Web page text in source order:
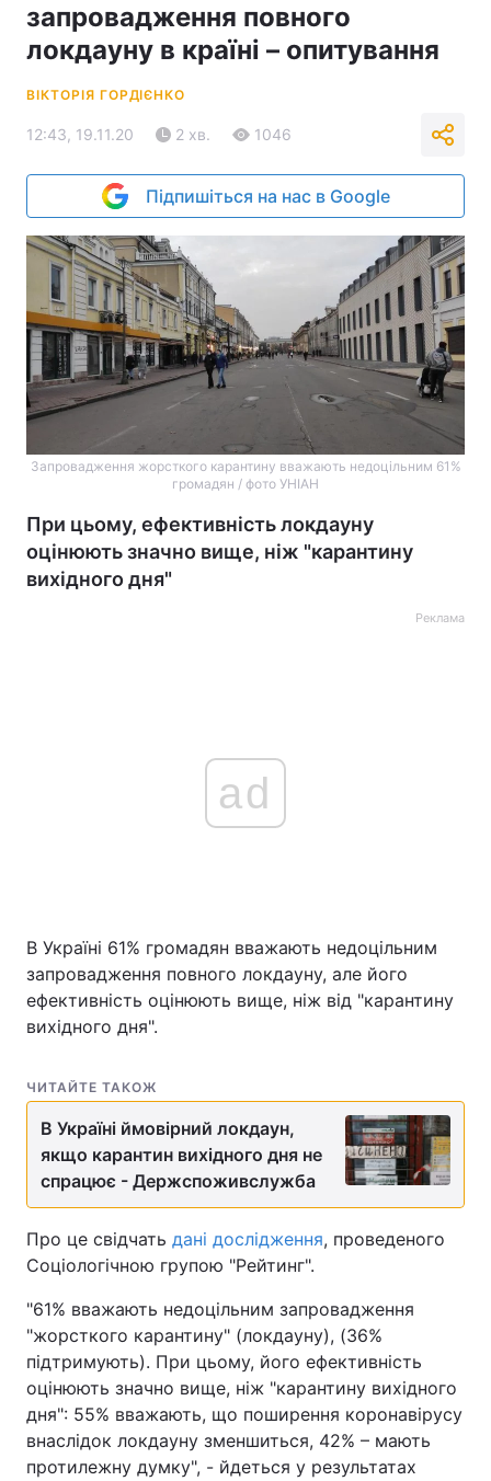
запровадження повного
локдауну в країні – опитування
ВІКТОРІЯ ГОРДІЄНКО
12:43, 19.11.20 2 хв. 1046
Підпишіться на нас в Google
Запровадження жорсткого карантину вважають недоцільним 61%
громадян / фото УНІАН
При цьому, ефективність локдауну
оцінюють значно вище, ніж "карантину
вихідного дня"
Реклама
ad
В Україні 61% громадян вважають недоцільним
запровадження повного локдауну, але його
ефективність оцінюють вище, ніж від "карантину
вихідного дня".
ЧИТАЙТЕ ТАКОЖ
В Україні ймовірний локдаун,
якщо карантин вихідного дня не
спрацює - Держспоживслужба
Про це свідчать дані дослідження, проведеного
Соціологічною групою "Рейтинг".
"61% вважають недоцільним запровадження
"жорсткого карантину" (локдауну), (36%
підтримують). При цьому, його ефективність
оцінюють значно вище, ніж "карантину вихідного
дня": 55% вважають, що поширення коронавірусу
внаслідок локдауну зменшиться, 42% – мають
протилежну думку", - йдеться у результатах